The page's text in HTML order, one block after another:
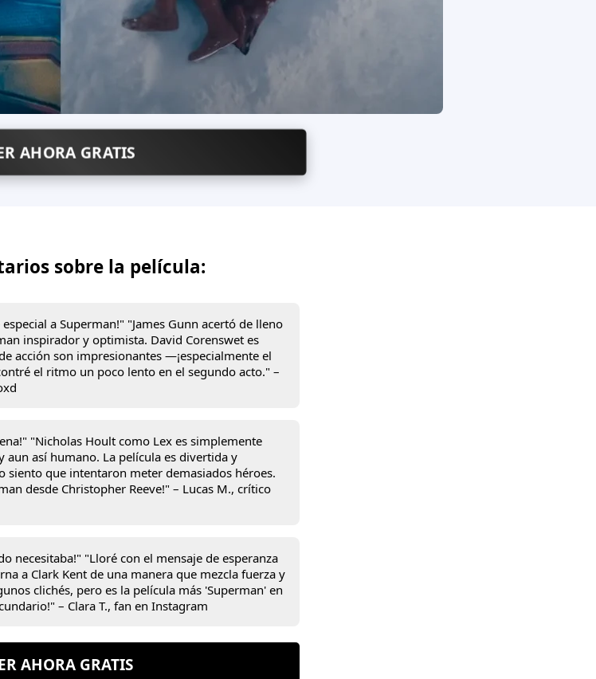
AHORA GRATIS
sobre la película:
a Superman!" "James Gunn acertó de lleno
inspirador y optimista. David Corenswet es
acción son impresionantes —¡especialmente el
el ritmo un poco lento en el segundo acto." –
"Nicholas Hoult como Lex es simplemente
aun así humano. La película es divertida y
siento que intentaron meter demasiados héroes.
desde Christopher Reeve!" – Lucas M., crítico
necesitaba!" "Lloré con el mensaje de esperanza
a Clark Kent de una manera que mezcla fuerza y
clichés, pero es la película más 'Superman' en
– Clara T., fan en Instagram
AHORA GRATIS